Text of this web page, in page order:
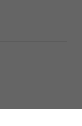
kul att du